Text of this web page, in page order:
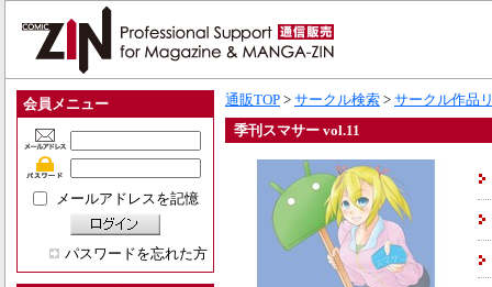
会員メニュー
メールアドレスを記憶
パスワードを忘れた方
通販TOP > サークル検索 > サークル作品
季刊スマサー vol.11